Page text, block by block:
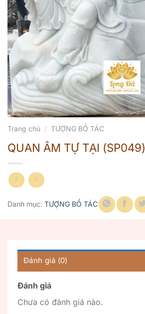
Trang chủ / TƯỢNG BỒ TÁC
QUAN ÂM TỰ TẠI (SP049)
Danh mục: TƯỢNG BỒ TÁC
Đánh giá (0)
Đánh giá
Chưa có đánh giá nào.